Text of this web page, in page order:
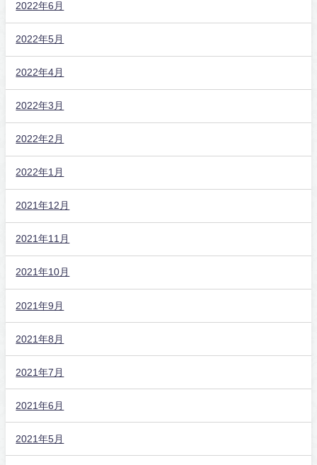
2022年6月
2022年5月
2022年4月
2022年3月
2022年2月
2022年1月
2021年12月
2021年11月
2021年10月
2021年9月
2021年8月
2021年7月
2021年6月
2021年5月